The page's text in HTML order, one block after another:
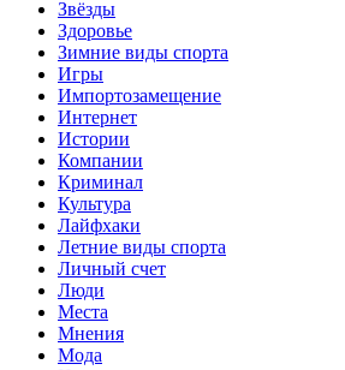
Звёзды
Здоровье
Зимние виды спорта
Игры
Импортозамещение
Интернет
Истории
Компании
Криминал
Культура
Лайфхаки
Летние виды спорта
Личный счет
Люди
Места
Мнения
Мода